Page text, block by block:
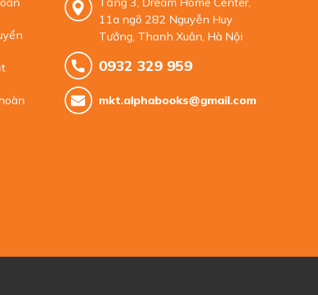
11a ngõ 282 Nguyễn Huy
Tưởng, Thanh Xuân, Hà Nội
0932 329 959
mkt.alphabooks@gmail.com